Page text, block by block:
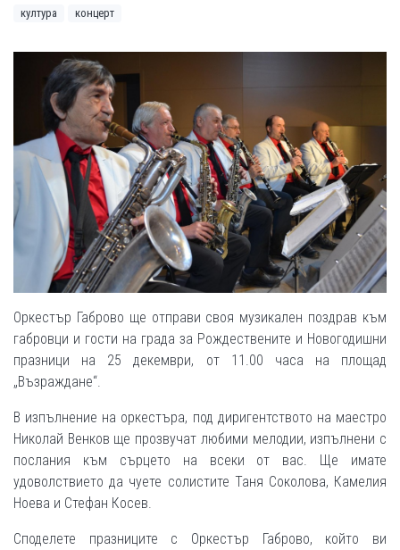
култура концерт
Оркестър Габрово ще отправи своя музикален поздрав към
габровци и гости на града за Рождествените и Новогодишни
празници на 25 декември, от 11.00 часа на площад
„Възраждане“.
В изпълнение на оркестъра, под диригентството на маестро
Николай Венков ще прозвучат любими мелодии, изпълнени с
послания към сърцето на всеки от вас. Ще имате
удоволствието да чуете солистите Таня Соколова, Камелия
Ноева и Стефан Косев.
Споделете празниците с Оркестър Габрово, който ви